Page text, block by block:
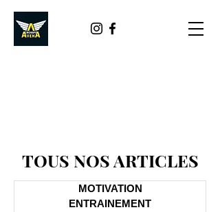
TOUS NOS ARTICLES
MOTIVATION
ENTRAINEMENT